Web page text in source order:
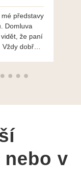
představy
Domluva
že paní
dobře a
v